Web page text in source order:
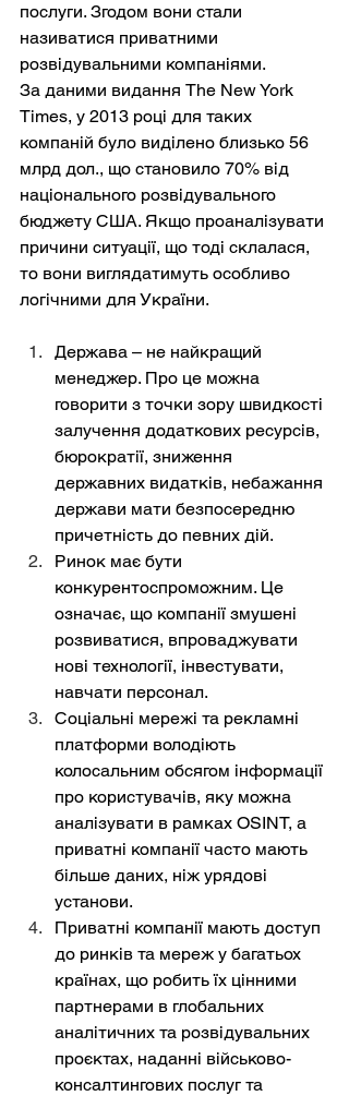
послуги. Згодом вони стали
називатися приватними
розвідувальними компаніями.
За даними видання The New York
Times, у 2013 році для таких
компаній було виділено близько 56
млрд дол., що становило 70% від
національного розвідувального
бюджету США. Якщо проаналізувати
причини ситуації, що тоді склалася,
то вони виглядатимуть особливо
логічними для України.
Держава – не найкращий
менеджер. Про це можна
говорити з точки зору швидкості
залучення додаткових ресурсів,
бюрократії, зниження
державних видатків, небажання
держави мати безпосередню
причетність до певних дій.
Ринок має бути
конкурентоспроможним. Це
означає, що компанії змушені
розвиватися, впроваджувати
нові технології, інвестувати,
навчати персонал.
Соціальні мережі та рекламні
платформи володіють
колосальним обсягом інформації
про користувачів, яку можна
аналізувати в рамках OSINT, а
приватні компанії часто мають
більше даних, ніж урядові
установи.
Приватні компанії мають доступ
до ринків та мереж у багатьох
країнах, що робить їх цінними
партнерами в глобальних
аналітичних та розвідувальних
проєктах, наданні військово-
консалтингових послуг та